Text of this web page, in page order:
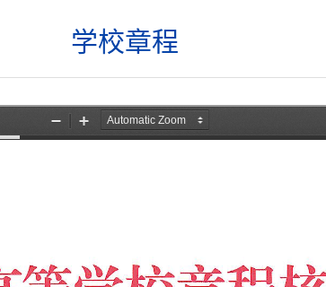
学校章程